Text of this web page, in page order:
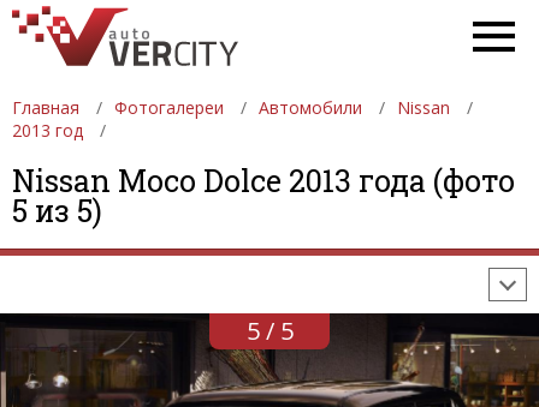
Главная Фотогалереи Автомобили
Nissan
2013 год
Nissan Moco Dolce 2013 года (фото
5 из 5)
ФОТОГАЛЕРЕИ АВТОМОБИЛИ
ДЕВУШКИ
АВТОСАЛОНЫ
5 / 5